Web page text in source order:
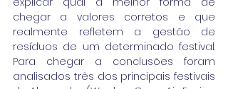
chegar a valores corretos e que
realmente refletem a gestão de
resíduos de um determinado festival.
Para chegar a conclusões foram
analisados três dos principais festivais